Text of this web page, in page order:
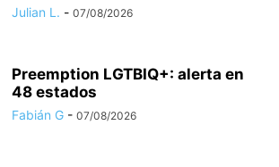
Julian L. - 07/08/2026
Preemption LGTBIQ+: alerta en
48 estados
Fabián G - 07/08/2026